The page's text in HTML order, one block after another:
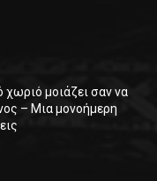
χωριό μοιάζει σαν να
– Μια μονοήμερη